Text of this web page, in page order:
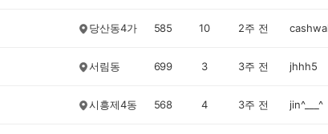
당산동4가 585 10 2주 전
서림동 699 3 3주 전 jhhh5
시흥제4동 568 4 3주 전 jin^___^